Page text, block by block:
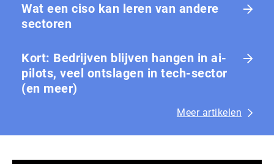
Wat een ciso kan leren van andere
sectoren
Kort: Bedrijven blijven hangen in ai-
pilots, veel ontslagen in tech-sector
(en meer)
Meer artikelen